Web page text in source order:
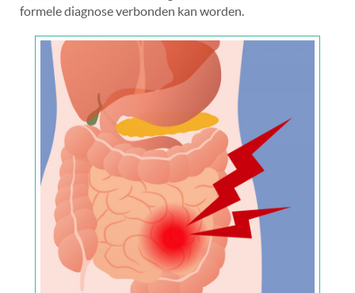
formele diagnose verbonden kan worden.